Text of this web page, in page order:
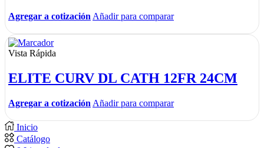
Agregar a cotización Añadir para comparar
Vista Rápida
ELITE CURV DL CATH 12FR 24CM
Agregar a cotización Añadir para comparar
Inicio
Catálogo